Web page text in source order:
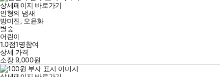
상세페이지 바로가기
인형의 냄새
방미진, 오윤화
별숲
어린이
1.0점1명참여
상세 가격
소장 9,000원